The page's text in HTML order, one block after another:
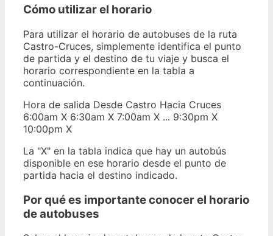
Cómo utilizar el horario
Para utilizar el horario de autobuses de la ruta
Castro-Cruces, simplemente identifica el punto
de partida y el destino de tu viaje y busca el
horario correspondiente en la tabla a
continuación.
Hora de salida Desde Castro Hacia Cruces
6:00am X 6:30am X 7:00am X ... 9:30pm X
10:00pm X
La "X" en la tabla indica que hay un autobús
disponible en ese horario desde el punto de
partida hacia el destino indicado.
Por qué es importante conocer el horario
de autobuses